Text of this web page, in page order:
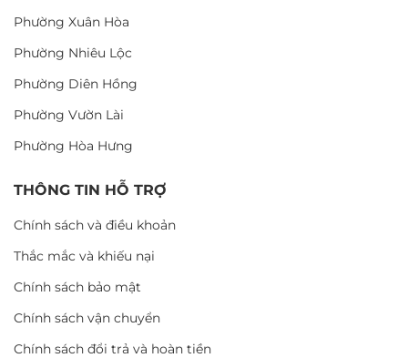
Phường Xuân Hòa
Phường Nhiêu Lộc
Phường Diên Hồng
Phường Vườn Lài
Phường Hòa Hưng
THÔNG TIN HỖ TRỢ
Chính sách và điều khoản
Thắc mắc và khiếu nại
Chính sách bảo mật
Chính sách vận chuyển
Chính sách đổi trả và hoàn tiền